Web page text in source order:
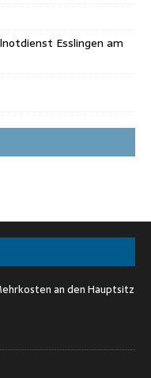
Esslingen am
an den Hauptsitz